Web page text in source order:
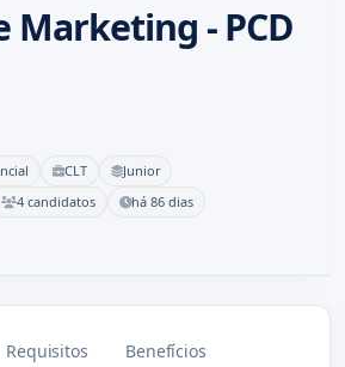
Marketing - PCD
CLT
Junior
4 candidatos há 86 dias
Requisitos Benefícios